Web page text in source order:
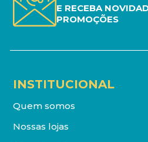
E RECEBA
PROMOÇÕES
INSTITUCIONAL
Quem somos
Nossas lojas